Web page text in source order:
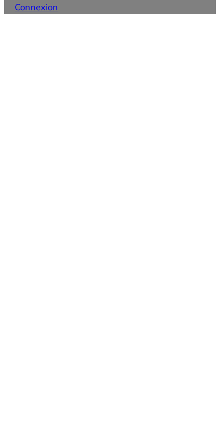
Connexion